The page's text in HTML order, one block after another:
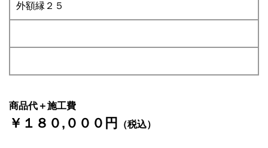
外額縁２５
商品代＋施工費
￥１８０,０００円 （税込）